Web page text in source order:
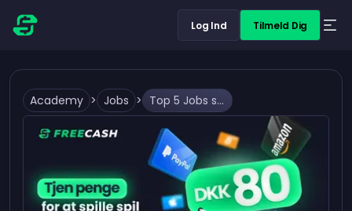
Log Ind Tilmeld Dig
Academy > Jobs > Top 5 Jobs som Uber Eats der faktisk betaler dig for at levere